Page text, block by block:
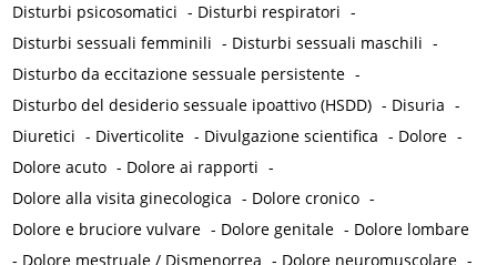
Disturbi psicosomatici - Disturbi respiratori -
Disturbi sessuali femminili - Disturbi sessuali maschili -
Disturbo da eccitazione sessuale persistente -
Disturbo del desiderio sessuale ipoattivo (HSDD) - Disuria -
Diuretici - Diverticolite - Divulgazione scientifica - Dolore -
Dolore acuto - Dolore ai rapporti -
Dolore alla visita ginecologica - Dolore cronico -
Dolore e bruciore vulvare - Dolore genitale - Dolore lombare
- Dolore mestruale / Dismenorrea - Dolore neuromuscolare -